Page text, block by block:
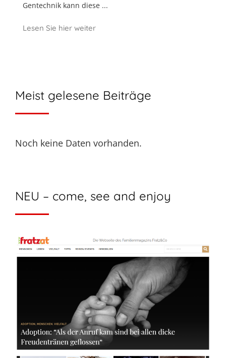
Gentechnik kann diese ...
Lesen Sie hier weiter
Meist gelesene Beiträge
Noch keine Daten vorhanden.
NEU – come, see and enjoy